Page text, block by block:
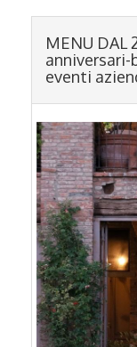
MENU DAL
eventi